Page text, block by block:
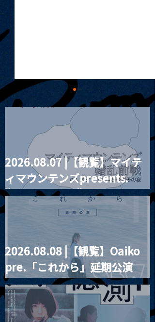
MoonRomantic
Channel1周年記念Live
2026.08.07 |【観覧】マイテ
ィマウンテンズpresents.
“HALL-IN-ONE”
2026.08.08 |【観覧】Oaiko
pre.「これから」延期公演
Blurred City Lights × 17歳
とベルリンの壁